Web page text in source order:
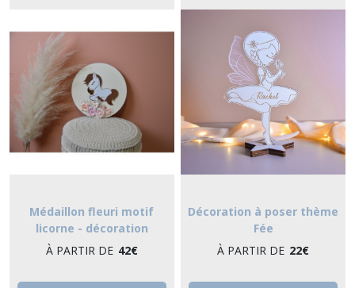
Médaillon fleuri motif
licorne - décoration
poétique chambre enfant
À PARTIR DE 42€
Décoration à poser thème
Fée
À PARTIR DE 22€